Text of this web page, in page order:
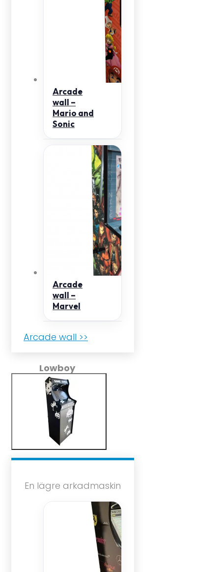
Arcade
wall –
Mario and
Sonic
Arcade
wall –
Marvel
Arcade wall >>
Lowboy
En lägre arkadmaskin